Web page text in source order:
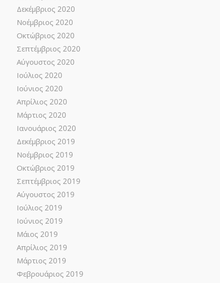
Δεκέμβριος 2020
Νοέμβριος 2020
Οκτώβριος 2020
Σεπτέμβριος 2020
Αύγουστος 2020
Ιούλιος 2020
Ιούνιος 2020
Απρίλιος 2020
Μάρτιος 2020
Ιανουάριος 2020
Δεκέμβριος 2019
Νοέμβριος 2019
Οκτώβριος 2019
Σεπτέμβριος 2019
Αύγουστος 2019
Ιούλιος 2019
Ιούνιος 2019
Μάιος 2019
Απρίλιος 2019
Μάρτιος 2019
Φεβρουάριος 2019